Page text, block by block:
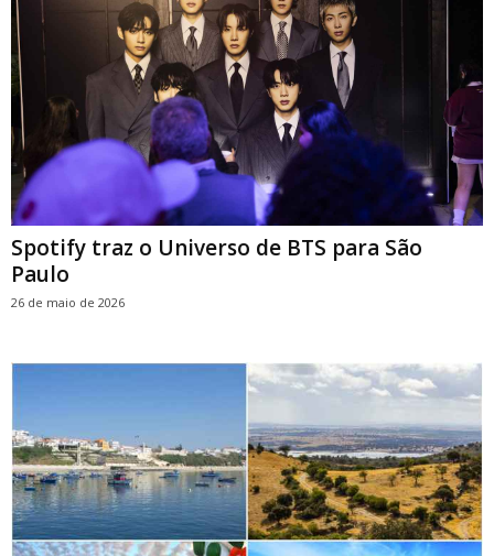
Spotify traz o Universo de BTS para São
Paulo
26 de maio de 2026